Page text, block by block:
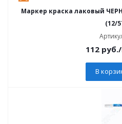
Маркер краска лаковый
(12/
112 руб.
В